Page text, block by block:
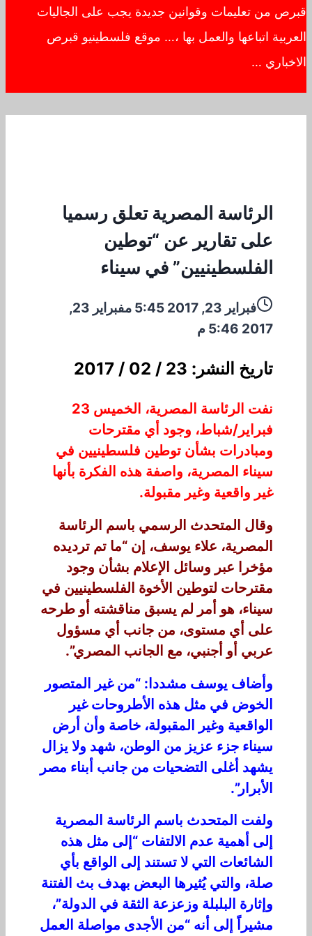
قبرص من تعليمات وقوانين جديدة يجب على الجاليات
العربية اتباعها والعمل بها ،… موقع فلسطينيو قبرص
الاخباري …
الرئاسة المصرية تعلق رسميا
على تقارير عن “توطين
الفلسطينيين” في سيناء
فبراير 23, 2017 5:45 م
فبراير 23,
2017 5:46 م
تاريخ النشر: 23 / 02 / 2017
نفت الرئاسة المصرية، الخميس 23
فبراير/شباط، وجود أي مقترحات
ومبادرات بشأن توطين فلسطينيين في
سيناء المصرية، واصفة هذه الفكرة بأنها
غير واقعية وغير مقبولة.
وقال المتحدث الرسمي باسم الرئاسة
المصرية، علاء يوسف، إن “ما تم ترديده
مؤخرا عبر وسائل الإعلام بشأن وجود
مقترحات لتوطين الأخوة الفلسطينيين في
سيناء، هو أمر لم يسبق مناقشته أو طرحه
على أي مستوى، من جانب أي مسؤول
عربي أو أجنبي، مع الجانب المصري”.
وأضاف يوسف مشددا: “من غير المتصور
الخوض في مثل هذه الأطروحات غير
الواقعية وغير المقبولة، خاصة وأن أرض
سيناء جزء عزيز من الوطن، شهد ولا يزال
يشهد أغلى التضحيات من جانب أبناء مصر
الأبرار”.
ولفت المتحدث باسم الرئاسة المصرية
إلى أهمية عدم الالتفات “إلى مثل هذه
الشائعات التي لا تستند إلى الواقع بأي
صلة، والتي يُثيرها البعض بهدف بث الفتنة
وإثارة البلبلة وزعزعة الثقة في الدولة”،
مشيراً إلى أنه “من الأجدى مواصلة العمل